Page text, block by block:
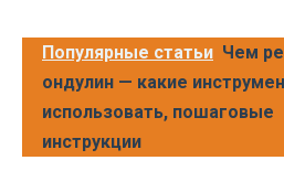
Популярные статьи Чем
ондулин — какие
использовать, пошаговые
инструкции